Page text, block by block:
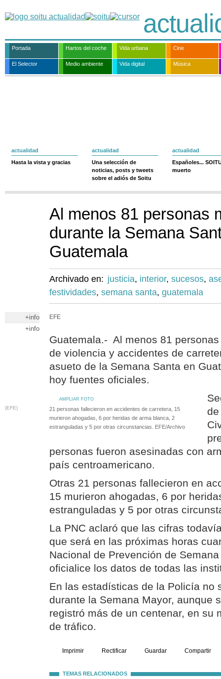
Portada Hartos del coche Vida urbana Cine
El Selector Medio ambiente Vida digital Música
actualidad
Hasta la vista y gracias
actualidad
Una selección de
noticias, posts y tweets
sobre el adiós de Soitu
actualidad
Españoles...
muerto
Al menos 81 personas
durante la Semana
Guatemala
Archivado en: justicia, interior, sucesos,
festividades, semana santa, guatemala
+info
+info
EFE
Guatemala.- Al menos 81
de violencia y accidentes de
asueto de la Semana Santa en
hoy fuentes oficiales.
AMPLIAR FOTO
(EFE)
21 personas fallecieron en accidentes de carretera, 15
murieron ahogadas, 6 por heridas de arma blanca, 2
estranguladas y 5 por otras circunstancias. EFE/Archivo
personas fueron asesinadas con
país centroamericano.
Otras 21 personas fallecieron en
15 murieron ahogadas, 6 por
estranguladas y 5 por otras
La PNC aclaró que las cifras
que será en las próximas horas
Nacional de Prevención de
oficialice los datos de todas las
En las estadísticas de la Policía no
durante la Semana Mayor, aunque
registró más de un centenar, en su
de tráfico.
Imprimir Rectificar Guardar Compartir
TEMAS RELACIONADOS